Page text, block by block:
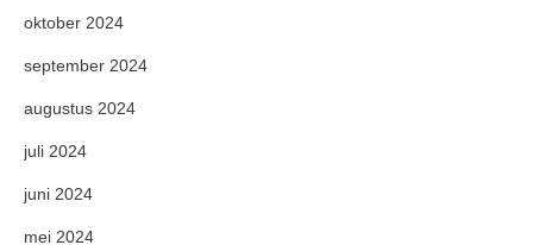
oktober 2024
september 2024
augustus 2024
juli 2024
juni 2024
mei 2024